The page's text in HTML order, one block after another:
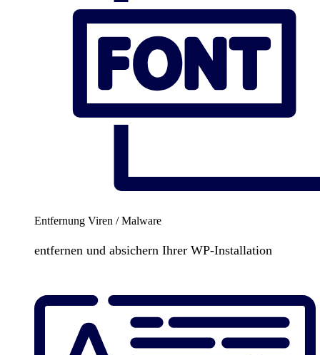
Entfernung Viren / Malware
entfernen und absichern Ihrer WP-Installation